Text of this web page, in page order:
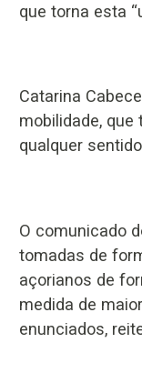
que torna esta
Catarina
mobilidade,
qualquer
O comunicado
tomadas de
açorianos de
medida de
enunciados,